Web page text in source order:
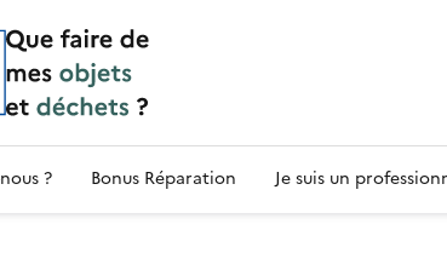
de mes objets & déchets
? Bonus Réparation Je suis un